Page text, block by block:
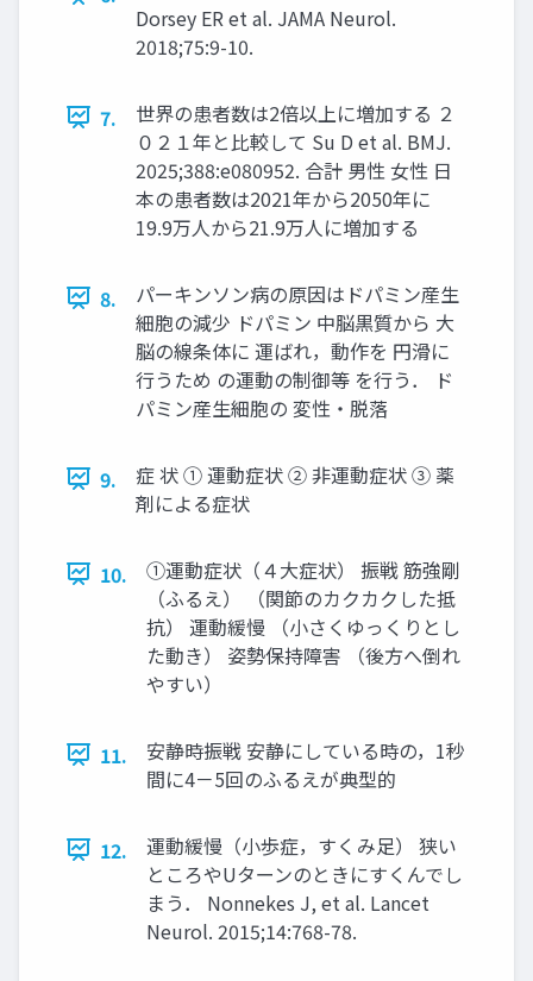
Dorsey ER et al. JAMA Neurol.
2018;75:9-10.
7.
世界の患者数は2倍以上に増加する ２
０２１年と比較して Su D et al. BMJ.
2025;388:e080952. 合計 男性 女性 日
本の患者数は2021年から2050年に
19.9万人から21.9万人に増加する
8.
パーキンソン病の原因はドパミン産生
細胞の減少 ドパミン 中脳黒質から 大
脳の線条体に 運ばれ，動作を 円滑に
行うため の運動の制御等 を行う． ド
パミン産生細胞の 変性・脱落
9.
症 状 ① 運動症状 ② 非運動症状 ③ 薬
剤による症状
10.
①運動症状（４大症状） 振戦 筋強剛
（ふるえ） （関節のカクカクした抵
抗） 運動緩慢 （小さくゆっくりとし
た動き） 姿勢保持障害 （後方へ倒れ
やすい）
11.
安静時振戦 安静にしている時の，1秒
間に4－5回のふるえが典型的
12.
運動緩慢（小歩症，すくみ足） 狭い
ところやUターンのときにすくんでし
まう． Nonnekes J, et al. Lancet
Neurol. 2015;14:768-78.